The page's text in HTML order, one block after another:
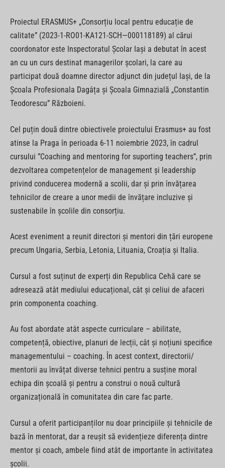
Proiectul ERASMUS+ „Consorțiu local pentru educație de
calitate” (2023-1-RO01-KA121-SCH—000118189) al cărui
coordonator este Inspectoratul Şcolar Iași a debutat în acest
an cu un curs destinat managerilor școlari, la care au
participat două doamne director adjunct din județul Iași, de la
Școala Profesionala Dagâța și Școala Gimnazială „Constantin
Teodorescu” Războieni.
Cel puțin două dintre obiectivele proiectului Erasmus+ au fost
atinse la Praga în perioada 6-11 noiembrie 2023, în cadrul
cursului ”Coaching and mentoring for suporting teachers”, prin
dezvoltarea competențelor de management și leadership
privind conducerea modernă a scolii, dar și prin învățarea
tehnicilor de creare a unor medii de învățare incluzive și
sustenabile în școlile din consorțiu.
Acest eveniment a reunit directori și mentori din țări europene
precum Ungaria, Serbia, Letonia, Lituania, Croația și Italia.
Cursul a fost suținut de experți din Republica Cehă care se
adresează atât mediului educațional, cât și celiui de afaceri
prin componenta coaching.
Au fost abordate atât aspecte curriculare – abilitate,
competență, obiective, planuri de lecții, cât și noțiuni specifice
managementului – coaching. În acest context, directorii/
mentorii au învățat diverse tehnici pentru a susține moral
echipa din școală și pentru a construi o nouă cultură
organizațională în comunitatea din care fac parte.
Cursul a oferit participanților nu doar principiile și tehnicile de
bază în mentorat, dar a reușit să evidențieze diferența dintre
mentor și coach, ambele fiind atât de importante în activitatea
școlii.